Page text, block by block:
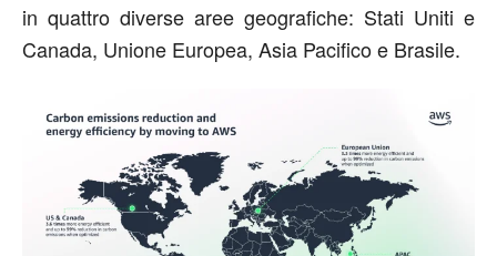
in quattro diverse aree geografiche: Stati Uniti e
Canada, Unione Europea, Asia Pacifico e Brasile.